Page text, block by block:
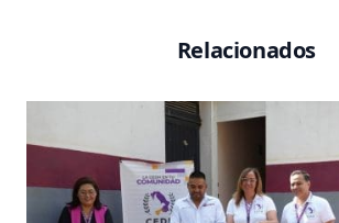
Relacionados